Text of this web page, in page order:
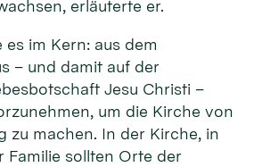
erläuterte er.
im Kern: aus dem
– und damit auf der
Jesu Christi –
um die Kirche von
zu machen. In der Kirche, in
Familie sollten Orte der